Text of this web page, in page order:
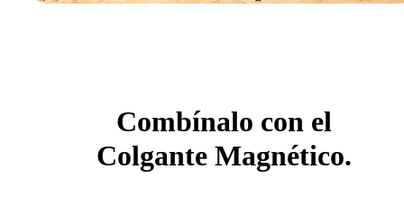
Combínalo con el
Colgante Magnético.